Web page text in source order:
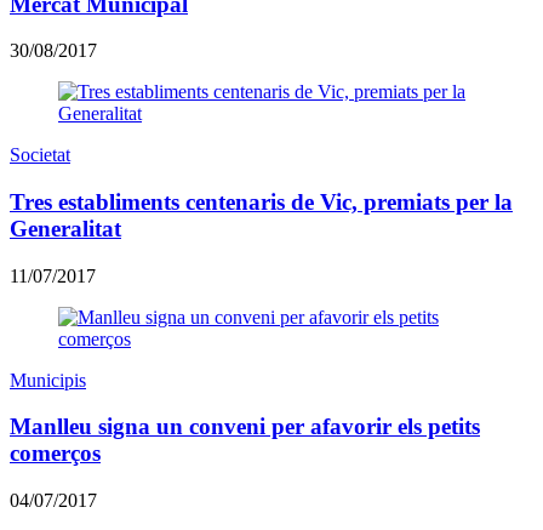
30/08/2017
Societat
Tres establiments centenaris de Vic, premiats per la
Generalitat
11/07/2017
Municipis
Manlleu signa un conveni per afavorir els petits
comerços
04/07/2017